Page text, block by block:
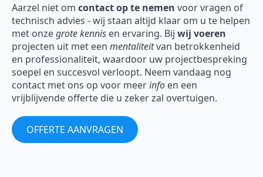
Aarzel niet om contact op te nemen voor vragen of
technisch advies - wij staan altijd klaar om u te helpen
met onzegrote kennis en ervaring. Bij wij voeren
projecten uit met een mentaliteitvan betrokkenheid
en professionaliteit, waardoor uw projectbespreking
soepel en succesvol verloopt. Neem vandaag nog
contact met ons op voor meerinfo en een
vrijblijvende offerte die u zeker zal overtuigen.
OFFERTE AANVRAGEN